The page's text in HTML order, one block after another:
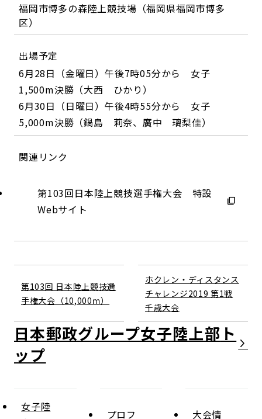
福岡市博多の森陸上競技場（福岡県福岡市博多
区）
出場予定
6月28日（金曜日）午後7時05分から 女子
1,500m決勝（大西 ひかり）
6月30日（日曜日）午後4時55分から 女子
5,000m決勝（鍋島 莉奈、廣中 璃梨佳）
関連リンク
第103回日本陸上競技選手権大会 特設
Webサイト
第103回 日本陸上競技選
手権大会（10,000ｍ）
ホクレン・ディスタンス
チャレンジ2019 第1戦
千歳大会
日本郵政グループ女子陸上部
女子陸
プロフ 大会情